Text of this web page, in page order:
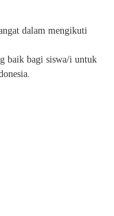
dalam mengikuti
baik bagi siswa/i untuk